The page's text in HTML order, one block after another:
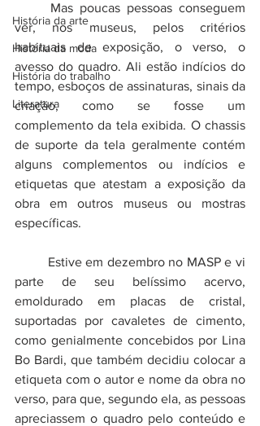
História da arte
História da moda
História do trabalho
Literatura
ver, nos museus, pelos critérios
habituais de exposição, o verso, o
avesso do quadro. Ali estão indícios do
tempo, esboços de assinaturas, sinais da
criação, como se fosse um
complemento da tela exibida. O chassis
de suporte da tela geralmente contém
alguns complementos ou indícios e
etiquetas que atestam a exposição da
obra em outros museus ou mostras
específicas.
parte de seu belíssimo acervo,
emoldurado em placas de cristal,
suportadas por cavaletes de cimento,
como genialmente concebidos por Lina
Bo Bardi, que também decidiu colocar a
etiqueta com o autor e nome da obra no
verso, para que, segundo ela, as pessoas
apreciassem o quadro pelo conteúdo e